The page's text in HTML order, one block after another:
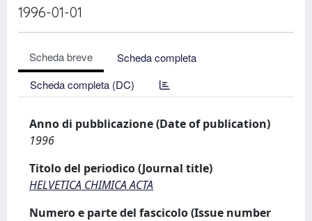
1996-01-01
Scheda breve
Scheda completa
Scheda completa (DC)
Anno di pubblicazione (Date of publication)
1996
Titolo del periodico (Journal title)
HELVETICA CHIMICA ACTA
Numero e parte del fascicolo (Issue number